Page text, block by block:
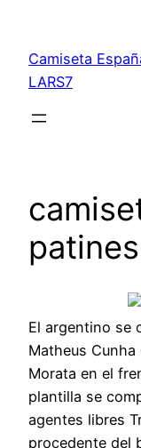
contenido
Camiseta
LARS7
El argentino se
Matheus
Morata en el
plantilla se
agentes libres
procedente del